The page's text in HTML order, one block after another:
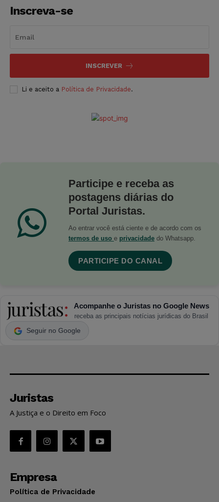
Inscreva-se
INSCREVER
Li e aceito a Política de Privacidade.
Participe e receba as
postagens diárias do
Portal Juristas.
Ao entrar você está ciente e de acordo com os
termos de uso e privacidade do Whatsapp.
PARTICIPE DO CANAL
Acompanhe o Juristas no Google News
receba as principais notícias jurídicas do Brasil
Seguir no Google
Juristas
A Justiça e o Direito em Foco
Empresa
Política de Privacidade